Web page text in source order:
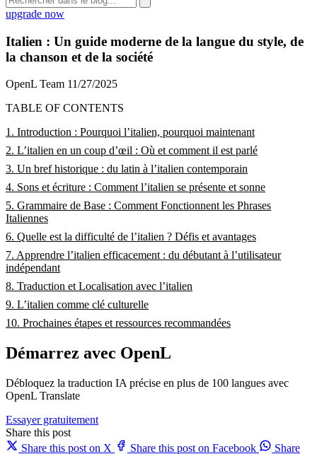
upgrade now
Italien : Un guide moderne de la langue du style, de
la chanson et de la société
OpenL Team 11/27/2025
TABLE OF CONTENTS
1. Introduction : Pourquoi l’italien, pourquoi maintenant
2. L’italien en un coup d’œil : Où et comment il est parlé
3. Un bref historique : du latin à l’italien contemporain
4. Sons et écriture : Comment l’italien se présente et sonne
5. Grammaire de Base : Comment Fonctionnent les Phrases
Italiennes
6. Quelle est la difficulté de l’italien ? Défis et avantages
7. Apprendre l’italien efficacement : du débutant à l’utilisateur
indépendant
8. Traduction et Localisation avec l’italien
9. L’italien comme clé culturelle
10. Prochaines étapes et ressources recommandées
Démarrez avec OpenL
Débloquez la traduction IA précise en plus de 100 langues avec
OpenL Translate
Essayer gratuitement
Share this post
Share this post on X
Share this post on Facebook
Share